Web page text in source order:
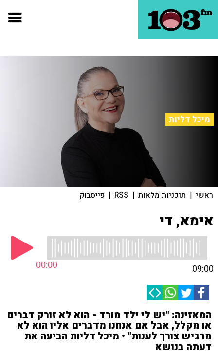
מיכל דליות
ראשי | תוכניות מלאות |
RSS
| פייסבוק
אימא, די
00:00 09:00
המאזינה: "יש לי ילד מורד - הוא לא זורק דברים
או מקלל, אבל אם אנחנו מדברים אליו הוא לא
מרגיש צורך לענות" • מיכל דליות הביעה את
דעתה בנושא